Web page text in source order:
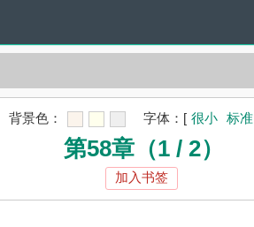
背景色： 字体： [ 很小 标准
第58章（1 / 2）
加入书签